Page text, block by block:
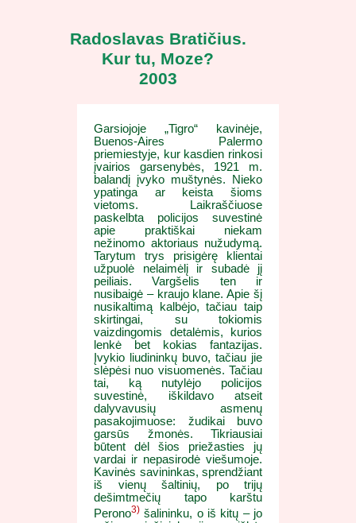
Radoslavas Bratičius.
Kur tu, Moze?
2003
Garsiojoje „Tigro“ kavinėje,
Buenos-Aires Palermo
priemiestyje, kur kasdien rinkosi
įvairios garsenybės, 1921 m.
balandį įvyko muštynės. Nieko
ypatinga ar keista šioms
vietoms. Laikraščiuose
paskelbta policijos suvestinė
apie praktiškai niekam
nežinomo aktoriaus nužudymą.
Tarytum trys prisigėrę klientai
užpuolė nelaimėlį ir subadė jį
peiliais. Vargšelis ten ir
nusibaigė – kraujo klane. Apie šį
nusikaltimą kalbėjo, tačiau taip
skirtingai, su tokiomis
vaizdingomis detalėmis, kurios
lenkė bet kokias fantazijas.
Įvykio liudininkų buvo, tačiau jie
slėpėsi nuo visuomenės. Tačiau
tai, ką nutylėjo policijos
suvestinė, iškildavo atseit
dalyvavusių asmenų
pasakojimuose: žudikai buvo
garsūs žmonės. Tikriausiai
būtent dėl šios priežasties jų
vardai ir nepasirodė viešumoje.
Kavinės savininkas, sprendžiant
iš vienų šaltinių, po trijų
dešimtmečių tapo karštu
Perono3) šalininku, o iš kitų – jo